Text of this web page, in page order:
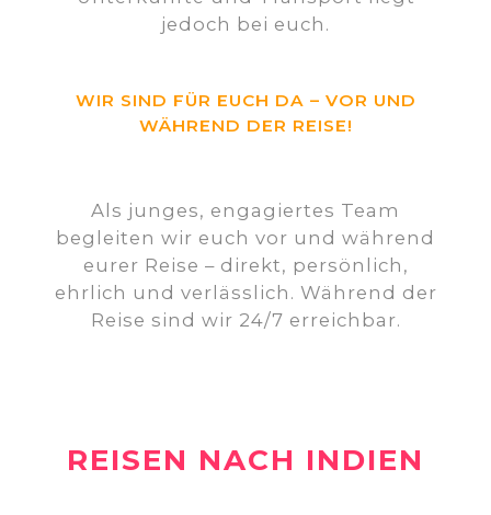
jedoch bei euch.
WIR SIND FÜR EUCH DA – VOR UND
WÄHREND DER REISE!
Als junges, engagiertes Team
begleiten wir euch vor und während
eurer Reise – direkt, persönlich,
ehrlich und verlässlich. Während der
Reise sind wir 24/7 erreichbar.
REISEN NACH INDIEN